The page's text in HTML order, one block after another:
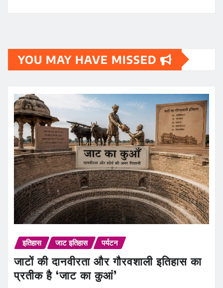
YOU MAY HAVE MISSED
इतिहास जाट इतिहास पर्यटन
जाटों की दानवीरता और गौरवशाली इतिहास का
प्रतीक है ‘जाट का कुआं’